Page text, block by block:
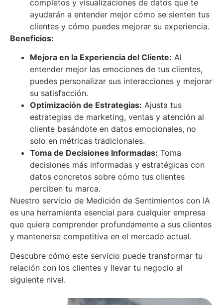
completos y visualizaciones de datos que te
ayudarán a entender mejor cómo se sienten tus
clientes y cómo puedes mejorar su experiencia.
Beneficios:
Mejora en la Experiencia del Cliente: Al
entender mejor las emociones de tus clientes,
puedes personalizar sus interacciones y mejorar
su satisfacción.
Optimización de Estrategias: Ajusta tus
estrategias de marketing, ventas y atención al
cliente basándote en datos emocionales, no
solo en métricas tradicionales.
Toma de Decisiones Informadas: Toma
decisiones más informadas y estratégicas con
datos concretos sobre cómo tus clientes
perciben tu marca.
Nuestro servicio de Medición de Sentimientos con IA
es una herramienta esencial para cualquier empresa
que quiera comprender profundamente a sus clientes
y mantenerse competitiva en el mercado actual.
Descubre cómo este servicio puede transformar tu
relación con los clientes y llevar tu negocio al
siguiente nivel.